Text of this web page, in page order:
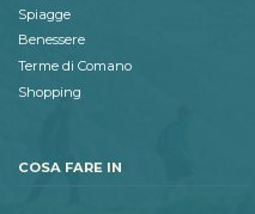
Spiagge
Benessere
Terme di Comano
Shopping
COSA FARE IN